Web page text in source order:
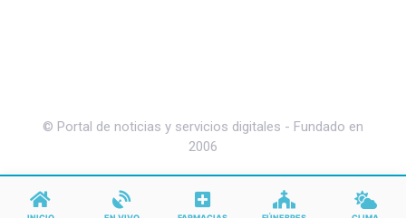
© Portal de noticias y servicios digitales - Fundado en
2006